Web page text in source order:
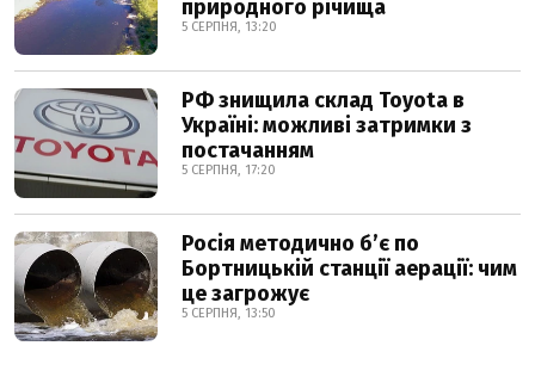
природного річища
5 СЕРПНЯ, 13:20
РФ знищила склад Toyota в
Україні: можливі затримки з
постачанням
5 СЕРПНЯ, 17:20
Росія методично б’є по
Бортницькій станції аерації: чим
це загрожує
5 СЕРПНЯ, 13:50